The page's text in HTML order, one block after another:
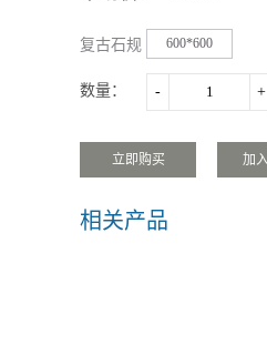
复古石规
格：
600*600
数量： - +
相关产品